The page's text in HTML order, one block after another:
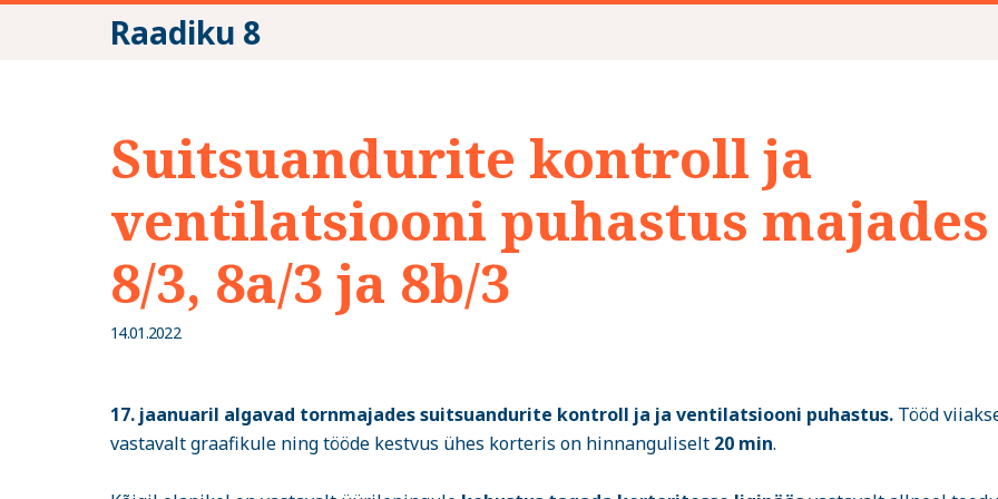
Raadiku 8
Suitsuandurite kontroll ja
ventilatsiooni puhastus majades
8/3, 8a/3 ja 8b/3
14.01.2022
17. jaanuaril algavad tornmajades suitsuandurite kontroll ja ja ventilatsiooni puhastus. Tööd
vastavalt graafikule ning tööde kestvus ühes korteris on hinnanguliselt 20 min.